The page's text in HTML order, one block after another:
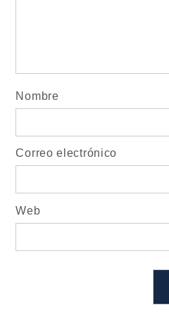
Nombre
Correo electrónico
Web